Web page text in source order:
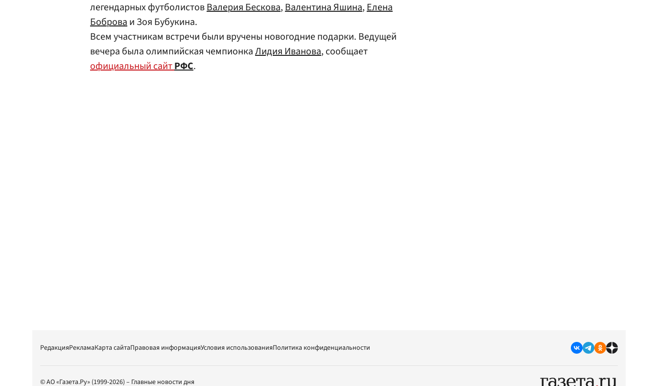
легендарных футболистовВалерия Бескова,Валентина Яшина,Елена
Боброваи Зоя Бубукина.
Всем участникам встречи были вручены новогодние подарки. Ведущей
вечера была олимпийская чемпионкаЛидия Иванова, сообщает
официальный сайтРФС.
РедакцияРекламаКарта сайтаПравовая информацияУсловия использованияПолитика конфиденциальности
© АО «Газета.Ру» (1999-2026) – Главные новости дня